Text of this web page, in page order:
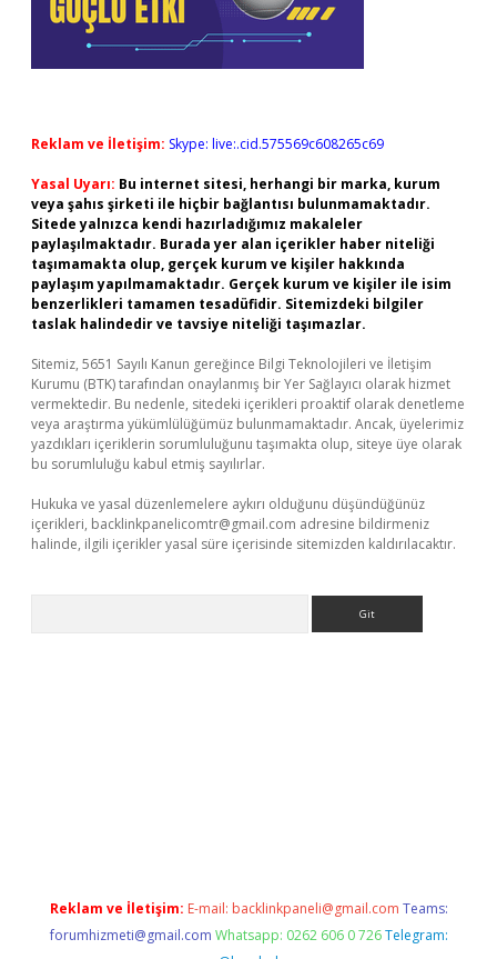
Reklam ve İletişim: Skype: live:.cid.575569c608265c69
Yasal Uyarı: Bu internet sitesi, herhangi bir marka, kurum
veya şahıs şirketi ile hiçbir bağlantısı bulunmamaktadır.
Sitede yalnızca kendi hazırladığımız makaleler
paylaşılmaktadır. Burada yer alan içerikler haber niteliği
taşımamakta olup, gerçek kurum ve kişiler hakkında
paylaşım yapılmamaktadır. Gerçek kurum ve kişiler ile isim
benzerlikleri tamamen tesadüfidir. Sitemizdeki bilgiler
taslak halindedir ve tavsiye niteliği taşımazlar.
Sitemiz, 5651 Sayılı Kanun gereğince Bilgi Teknolojileri ve İletişim
Kurumu (BTK) tarafından onaylanmış bir Yer Sağlayıcı olarak hizmet
vermektedir. Bu nedenle, sitedeki içerikleri proaktif olarak denetleme
veya araştırma yükümlülüğümüz bulunmamaktadır. Ancak, üyelerimiz
yazdıkları içeriklerin sorumluluğunu taşımakta olup, siteye üye olarak
bu sorumluluğu kabul etmiş sayılırlar.
Hukuka ve yasal düzenlemelere aykırı olduğunu düşündüğünüz
içerikleri, backlinkpanelicomtr@gmail.com adresine bildirmeniz
halinde, ilgili içerikler yasal süre içerisinde sitemizden kaldırılacaktır.
Reklam ve İletişim: E-mail: backlinkpaneli@gmail.com Teams:
forumhizmeti@gmail.com Whatsapp: 0262 606 0 726 Telegram: